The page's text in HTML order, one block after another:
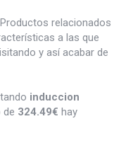
relacionados
a las que
y así acabar de
induccion
de 324.49€ hay